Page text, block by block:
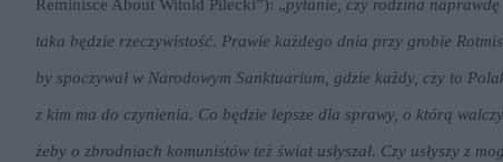
Reminisce About Witold Pilecki”): „pytanie, czy rodzina
taka będzie rzeczywistość. Prawie każdego dnia przy grobie
by spoczywał w Narodowym Sanktuarium, gdzie każdy, czy to
z kim ma do czynienia. Co będzie lepsze dla sprawy, o którą
żeby o zbrodniach komunistów też świat usłyszał. Czy usłyszy z